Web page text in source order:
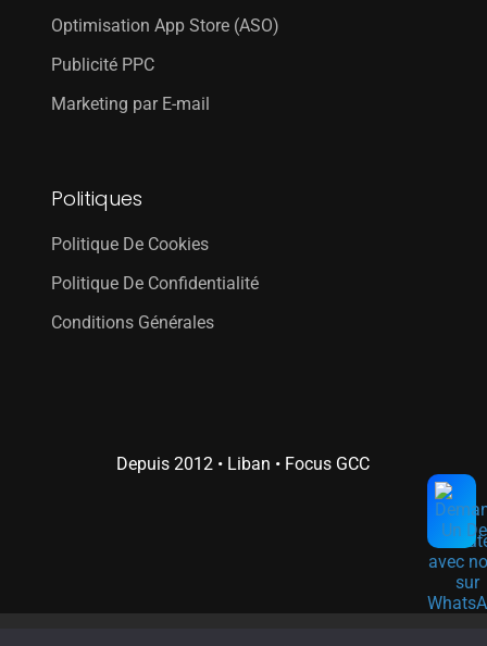
Optimisation App Store (ASO)
Publicité PPC
Marketing par E-mail
Politiques
Politique De Cookies
Politique De Confidentialité
Conditions Générales
Depuis 2012 • Liban • Focus GCC